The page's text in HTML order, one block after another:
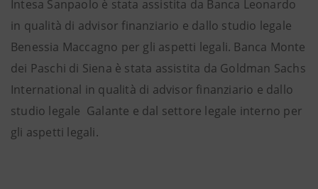
Intesa Sanpaolo è stata assistita da Banca Leonardo
in qualità di advisor finanziario e dallo studio legale
Benessia Maccagno per gli aspetti legali. Banca Monte
dei Paschi di Siena è stata assistita da Goldman Sachs
International in qualità di advisor finanziario e dallo
studio legale Galante e dal settore legale interno per
gli aspetti legali.